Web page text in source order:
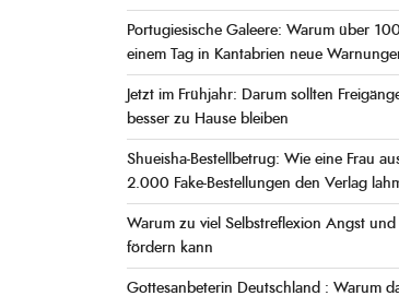
Portugiesische Galeere: Warum über
einem Tag in Kantabrien neue
Jetzt im Frühjahr: Darum sollten
besser zu Hause bleiben
Shueisha-Bestellbetrug: Wie eine Frau
2.000 Fake-Bestellungen den Verlag
Warum zu viel Selbstreflexion Angst und
fördern kann
Gottesanbeterin Deutschland : Warum